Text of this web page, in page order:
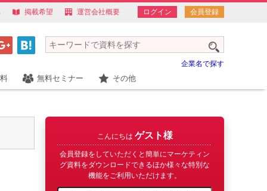
掲載希望 運営会社概要 ログイン 会員登録
企業名で探す
無料セミナー その他
こんにちは ゲスト様
会員登録をしていただくと簡単にマーケティン
グ資料をダウンロードできるほか様々な特別な
機能をご利用いただけます。